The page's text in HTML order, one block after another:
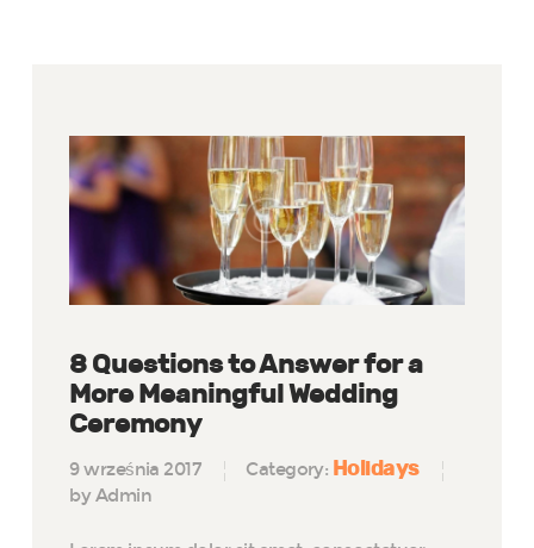
8 Questions to Answer for a
More Meaningful Wedding
Ceremony
9 września 2017 Category: Holidays
by Admin